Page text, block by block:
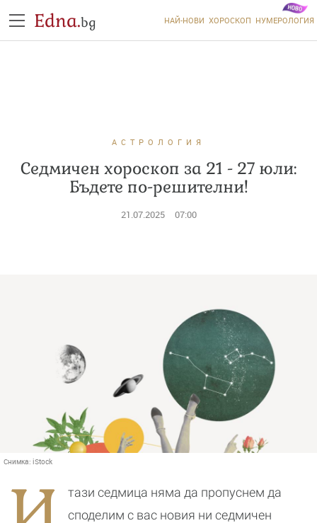
Edna.bg НАЙ-НОВИ ХОРОСКОП НУМЕРОЛОГИЯ
АСТРОЛОГИЯ
Седмичен хороскоп за 21 - 27 юли:
Бъдете по-решителни!
21.07.2025 07:00
Снимка: iStock
тази седмица няма да пропуснем да
споделим с вас новия ни седмичен